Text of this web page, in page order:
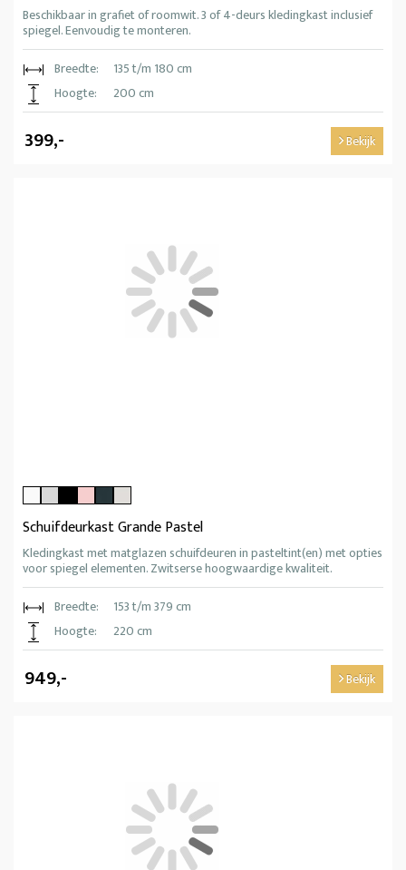
Beschikbaar in grafiet of roomwit. 3 of 4-deurs kledingkast inclusief
spiegel. Eenvoudig te monteren.
Breedte:
135 t/m 180 cm
Hoogte:
200 cm
399,- Bekijk
Schuifdeurkast Grande Pastel
Kledingkast met matglazen schuifdeuren in pasteltint(en) met opties
voor spiegel elementen. Zwitserse hoogwaardige kwaliteit.
Breedte:
153 t/m 379 cm
Hoogte:
220 cm
949,- Bekijk